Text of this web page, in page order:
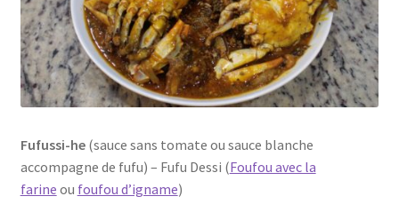
Fufussi-he (sauce sans tomate ou sauce blanche
accompagne de fufu) – Fufu Dessi (Foufou avec la
farine ou foufou d’igname)